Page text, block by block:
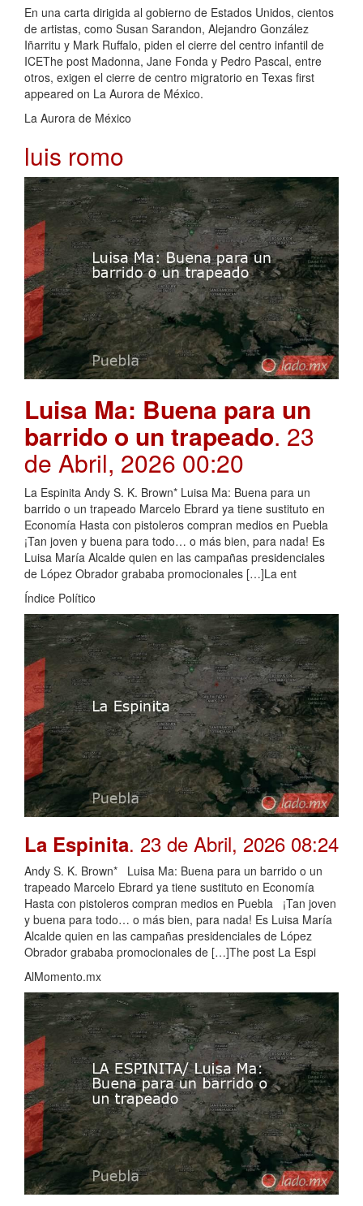
En una carta dirigida al gobierno de Estados Unidos, cientos
de artistas, como Susan Sarandon, Alejandro González
Iñarritu y Mark Ruffalo, piden el cierre del centro infantil de
ICEThe post Madonna, Jane Fonda y Pedro Pascal, entre
otros, exigen el cierre de centro migratorio en Texas first
appeared on La Aurora de México.
La Aurora de México
luis romo
Luisa Ma: Buena para un
barrido o un trapeado. 23
de Abril, 2026 00:20
La Espinita Andy S. K. Brown* Luisa Ma: Buena para un
barrido o un trapeado Marcelo Ebrard ya tiene sustituto en
Economía Hasta con pistoleros compran medios en Puebla
¡Tan joven y buena para todo… o más bien, para nada! Es
Luisa María Alcalde quien en las campañas presidenciales
de López Obrador grababa promocionales […]La ent
Índice Político
La Espinita. 23 de Abril, 2026 08:24
Andy S. K. Brown* Luisa Ma: Buena para un barrido o un
trapeado Marcelo Ebrard ya tiene sustituto en Economía
Hasta con pistoleros compran medios en Puebla ¡Tan joven
y buena para todo… o más bien, para nada! Es Luisa María
Alcalde quien en las campañas presidenciales de López
Obrador grababa promocionales de […]The post La Espi
AlMomento.mx